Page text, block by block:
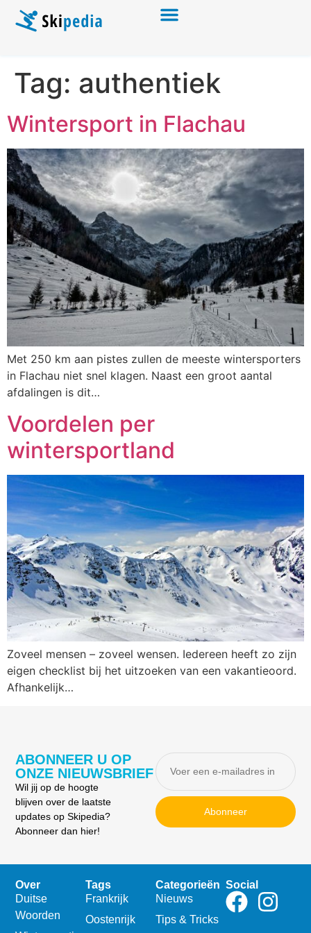
Tag: authentiek
Wintersport in Flachau
Met 250 km aan pistes zullen de meeste wintersporters
in Flachau niet snel klagen. Naast een groot aantal
afdalingen is dit…
Voordelen per
wintersportland
Zoveel mensen – zoveel wensen. Iedereen heeft zo zijn
eigen checklist bij het uitzoeken van een vakantieoord.
Afhankelijk…
ABONNEER U OP
ONZE NIEUWSBRIEF
Wil jij op de hoogte
blijven over de laatste
updates op Skipedia?
Abonneer dan hier!
Abonneer
Over
Duitse
Woorden
Tags
Frankrijk
Oostenrijk
Categorieën
Nieuws
Tips & Tricks
Social